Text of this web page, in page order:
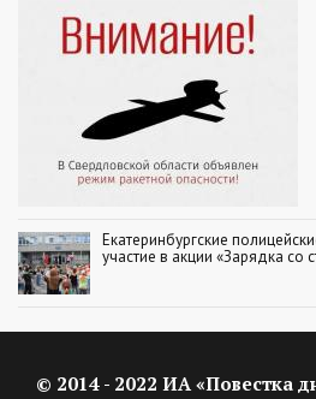
Екатеринбургские
участие в акции «Зарядка со
© 2014 - 2022 ИА «Повестка